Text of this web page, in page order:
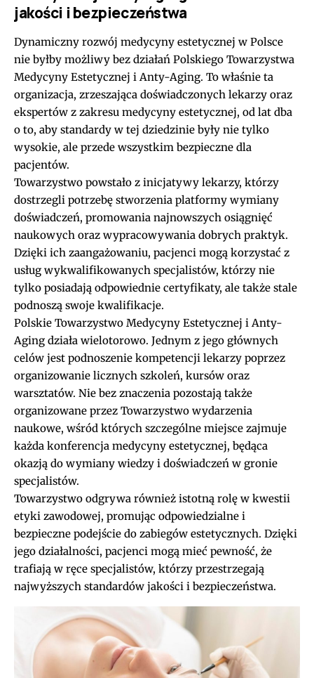
jakości i bezpieczeństwa
Dynamiczny rozwój medycyny estetycznej w Polsce
nie byłby możliwy bez działań Polskiego Towarzystwa
Medycyny Estetycznej i Anty-Aging. To właśnie ta
organizacja, zrzeszająca doświadczonych lekarzy oraz
ekspertów z zakresu medycyny estetycznej, od lat dba
o to, aby standardy w tej dziedzinie były nie tylko
wysokie, ale przede wszystkim bezpieczne dla
pacjentów.
Towarzystwo powstało z inicjatywy lekarzy, którzy
dostrzegli potrzebę stworzenia platformy wymiany
doświadczeń, promowania najnowszych osiągnięć
naukowych oraz wypracowywania dobrych praktyk.
Dzięki ich zaangażowaniu, pacjenci mogą korzystać z
usług wykwalifikowanych specjalistów, którzy nie
tylko posiadają odpowiednie certyfikaty, ale także stale
podnoszą swoje kwalifikacje.
Polskie Towarzystwo Medycyny Estetycznej i Anty-
Aging działa wielotorowo. Jednym z jego głównych
celów jest podnoszenie kompetencji lekarzy poprzez
organizowanie licznych szkoleń, kursów oraz
warsztatów. Nie bez znaczenia pozostają także
organizowane przez Towarzystwo wydarzenia
naukowe, wśród których szczególne miejsce zajmuje
każda konferencja medycyny estetycznej, będąca
okazją do wymiany wiedzy i doświadczeń w gronie
specjalistów.
Towarzystwo odgrywa również istotną rolę w kwestii
etyki zawodowej, promując odpowiedzialne i
bezpieczne podejście do zabiegów estetycznych. Dzięki
jego działalności, pacjenci mogą mieć pewność, że
trafiają w ręce specjalistów, którzy przestrzegają
najwyższych standardów jakości i bezpieczeństwa.